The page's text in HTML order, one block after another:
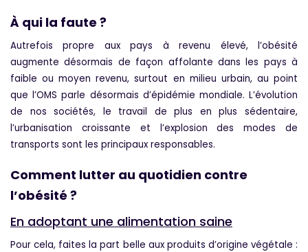
À qui la faute ?
Autrefois propre aux pays à revenu élevé, l’obésité
augmente désormais de façon affolante dans les pays à
faible ou moyen revenu, surtout en milieu urbain, au point
que l’OMS parle désormais d’épidémie mondiale. L’évolution
de nos sociétés, le travail de plus en plus sédentaire,
l’urbanisation croissante et l’explosion des modes de
transports sont les principaux responsables.
Comment lutter au quotidien contre
l’obésité ?
En adoptant une alimentation saine
Pour cela, faites la part belle aux produits d’origine végétale :